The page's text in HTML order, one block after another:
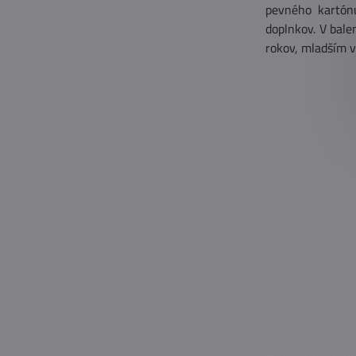
pevného
doplnkov. V
rokov, mladším